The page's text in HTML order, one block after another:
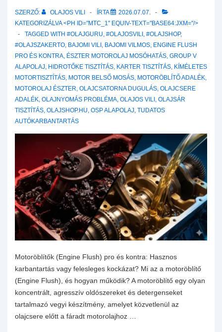
SZERZŐ: OLAJOS VILI ÍRTA
2026.07.07.
KATEGORIZÁLVA <PH ID="MTC_1" EQUIV-TEXT="BASE64:JXM="/>
TAGGED WITH #OLAJGURU, #OLAJOSVILI , #OLAJSHOP,
#OLAJSZAKERTO, BAJOMI VILI , BAJOMI VILMOS, ENGINE FLUSH
PRO ÉS KONTRA, ÉSZTER MOTOROLAJ MOSÓHATÁS, GROUP V
ALAPOLAJ, HIDROTŐKE TISZTÍTÁS, KARTER TISZTÍTÁS, KÍMÉLETES
MOTORTISZTÍTÁS, MOTOR BELSŐ MOSÁS, MOTORÖBLÍTŐ ADALÉK,
MOTOROLAJ ÉSZTER, OLAJCSATORNA DUGULÁS, OLAJCSERE
ADALÉK, OLAJNYOMÁS PROBLÉMA, OLAJOS VILI , OLAJSÁR
TISZTÍTÁS, OLAJSHOP.HU, OSP ALAPOLAJ, TUDATOS
AUTÓKARBANTARTÁS
Motoröblítők (Engine Flush) pro és kontra: Hasznos
karbantartás vagy felesleges kockázat? Mi az a motoröblítő
(Engine Flush), és hogyan működik? A motoröblítő egy olyan
koncentrált, agresszív oldószereket és detergenseket
tartalmazó vegyi készítmény, amelyet közvetlenül az
olajcsere előtt a fáradt motorolajhoz …